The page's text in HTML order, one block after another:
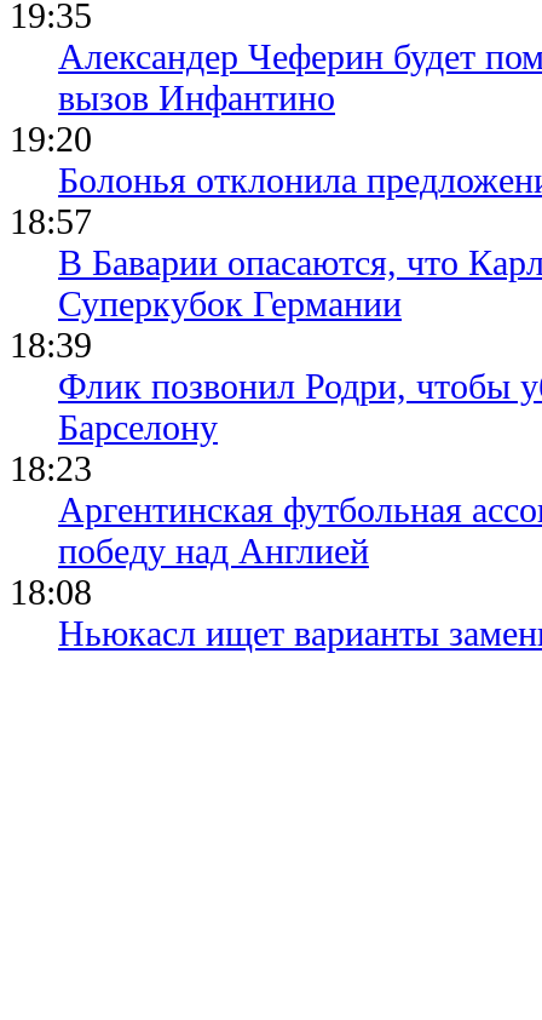
19:35
Александер Чеферин будет
вызов Инфантино
19:20
Болонья отклонила
18:57
В Баварии опасаются, что
Суперкубок Германии
18:39
Флик позвонил Родри, чтобы
Барселону
18:23
Аргентинская футбольная
победу над Англией
18:08
Ньюкасл ищет варианты